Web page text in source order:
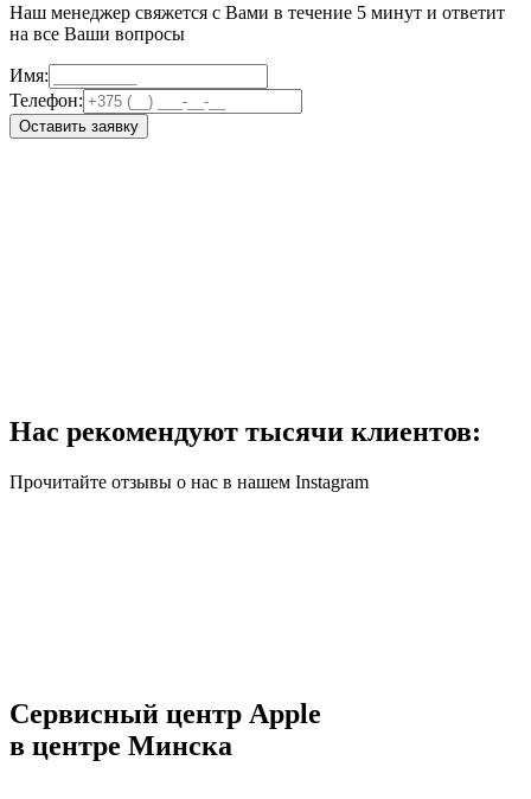
Наш менеджер свяжется с Вами в течение 5 минут и ответит
на все Ваши вопросы
Имя:
Телефон:
Оставить заявку
Нас рекомендуют тысячи клиентов:
Прочитайте отзывы о нас в нашем Instagram
Сервисный центр Apple
в центре Минска